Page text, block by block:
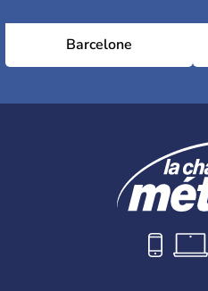
Barcelone